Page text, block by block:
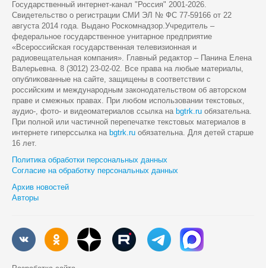
Государственный интернет-канал "Россия" 2001-2026.
Cвидетельство о регистрации СМИ ЭЛ № ФС 77-59166 от 22
августа 2014 года. Выдано Роскомнадзор.Учредитель –
федеральное государственное унитарное предприятие
«Всероссийская государственная телевизионная и
радиовещательная компания». Главный редактор – Панина Елена
Валерьевна. 8 (3012) 23-02-02. Все права на любые материалы,
опубликованные на сайте, защищены в соответствии с
российским и международным законодательством об авторском
праве и смежных правах. При любом использовании текстовых,
аудио-, фото- и видеоматериалов ссылка на bgtrk.ru обязательна.
При полной или частичной перепечатке текстовых материалов в
интернете гиперссылка на bgtrk.ru обязательна. Для детей старше
16 лет.
Политика обработки персональных данных
Согласие на обработку персональных данных
Архив новостей
Авторы